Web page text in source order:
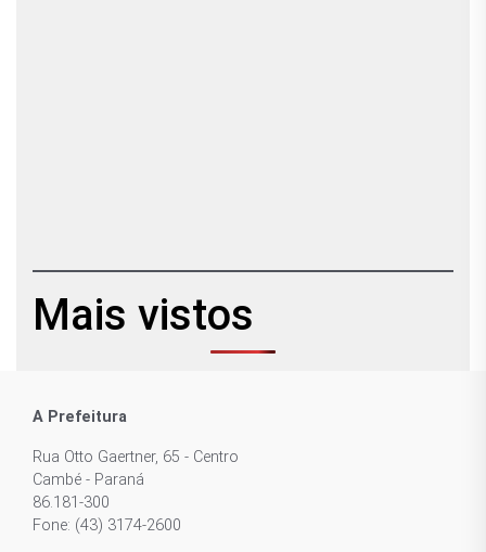
Mais vistos
A Prefeitura
Rua Otto Gaertner, 65 - Centro
Cambé - Paraná
86.181-300
Fone: (43) 3174-2600